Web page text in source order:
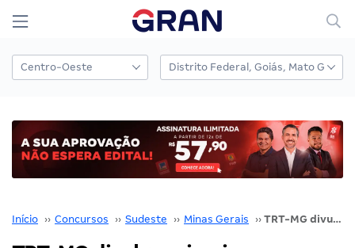
Início ›› Concursos ›› Sudeste ›› Minas Gerais ›› TRT-MG divulga primeira retificação de concurso! Veja o que muda! Inscrições só até sexta, 12!